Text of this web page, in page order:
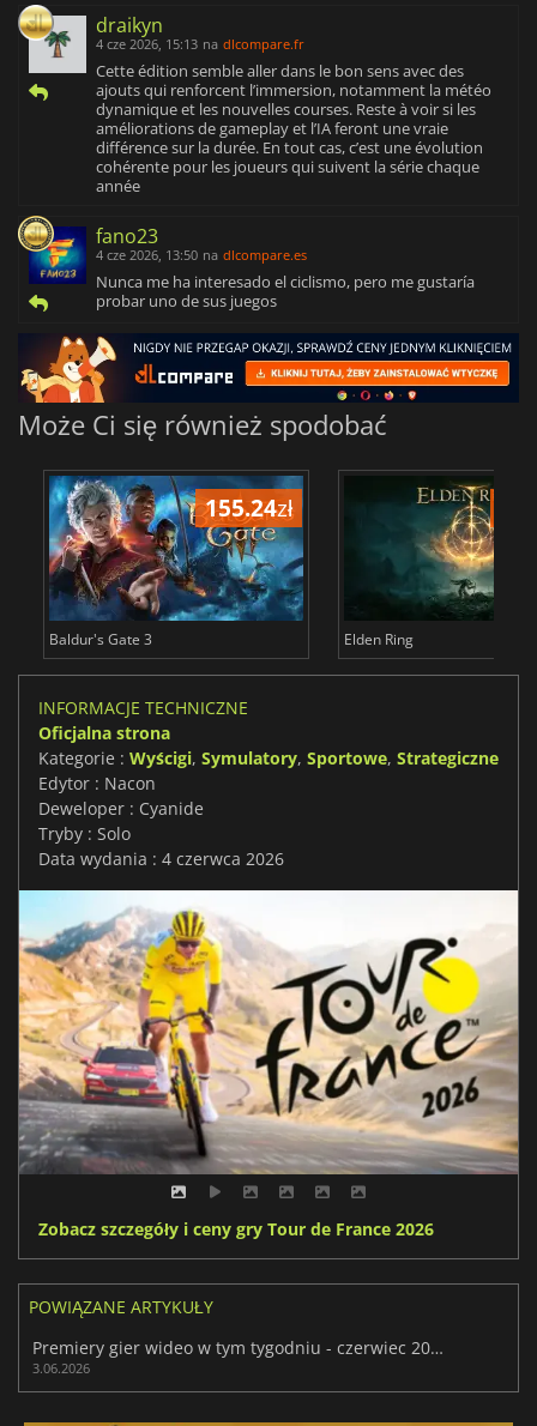
draikyn
4 cze 2026, 15:13 na dlcompare.fr
Cette édition semble aller dans le bon sens avec des
ajouts qui renforcent l’immersion, notamment la météo
dynamique et les nouvelles courses. Reste à voir si les
améliorations de gameplay et l’IA feront une vraie
différence sur la durée. En tout cas, c’est une évolution
cohérente pour les joueurs qui suivent la série chaque
année
fano23
4 cze 2026, 13:50 na dlcompare.es
Nunca me ha interesado el ciclismo, pero me gustaría
probar uno de sus juegos
Może Ci się również spodobać
155.24zł
Baldur's Gate 3 Elden Ring
INFORMACJE TECHNICZNE
Oficjalna strona
Kategorie : Wyścigi, Symulatory, Sportowe, Strategiczne
Edytor : Nacon
Deweloper : Cyanide
Tryby : Solo
Data wydania : 4 czerwca 2026
Zobacz szczegóły i ceny gry Tour de France 2026
POWIĄZANE ARTYKUŁY
Premiery gier wideo w tym tygodniu - czerwiec 2026 (tydzień 23)
3.06.2026